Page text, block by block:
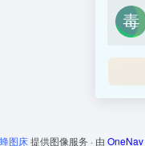
图床提供图像服务 · 由 OneNav